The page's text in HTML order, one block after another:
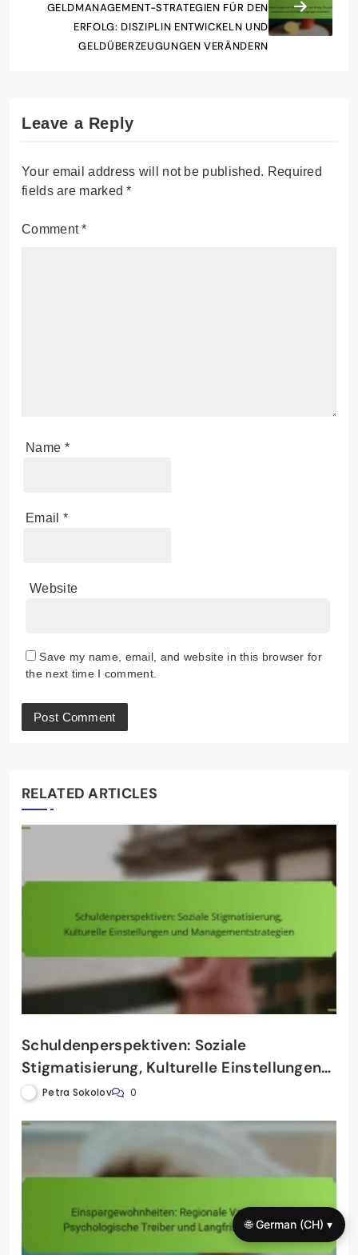
GELDMANAGEMENT-STRATEGIEN FÜR DEN
ERFOLG: DISZIPLIN ENTWICKELN UND
GELDÜBERZEUGUNGEN VERÄNDERN
Leave a Reply
Your email address will not be published. Required
fields are marked*
Comment*
Name *
Email *
Website
Save my name, email, and website in this browser for
the next time I comment.
RELATED ARTICLES
Schuldenperspektiven: Soziale
Stigmatisierung, Kulturelle Einstellungen
und Managementstrategien
Petra Sokolov 0
🌐 German (CH) ▾